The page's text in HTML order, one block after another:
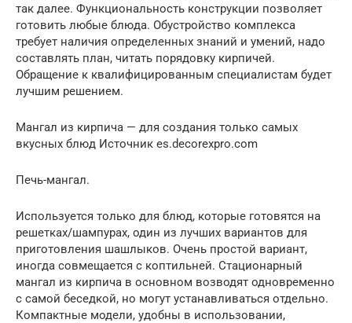
так далее. Функциональность конструкции позволяет
готовить любые блюда. Обустройство комплекса
требует наличия определенных знаний и умений, надо
составлять план, читать порядовку кирпичей.
Обращение к квалифицированным специалистам будет
лучшим решением.
Мангал из кирпича — для создания только самых
вкусных блюд Источник es.decorexpro.com
Печь-мангал.
Используется только для блюд, которые готовятся на
решетках/шампурах, один из лучших вариантов для
приготовления шашлыков. Очень простой вариант,
иногда совмещается с коптильней. Стационарный
мангал из кирпича в основном возводят одновременно
с самой беседкой, но могут устанавливаться отдельно.
Компактные модели, удобны в использовании,